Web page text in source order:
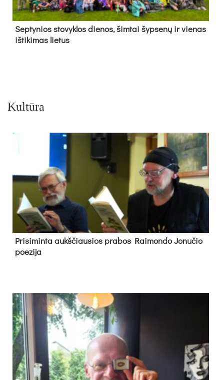
Sep­ty­nios sto­vyk­los die­nos, šim­tai šyp­se­nų ir vie­nas
iš­ti­ki­mas lie­tus
Kultūra
Pri­si­min­ta aukš­čiau­sios pra­bos Rai­mon­do Jo­nu­čio
poe­zi­ja